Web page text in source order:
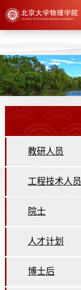
快速导航
教研人员
工程技术人员
院士
人才计划
博士后